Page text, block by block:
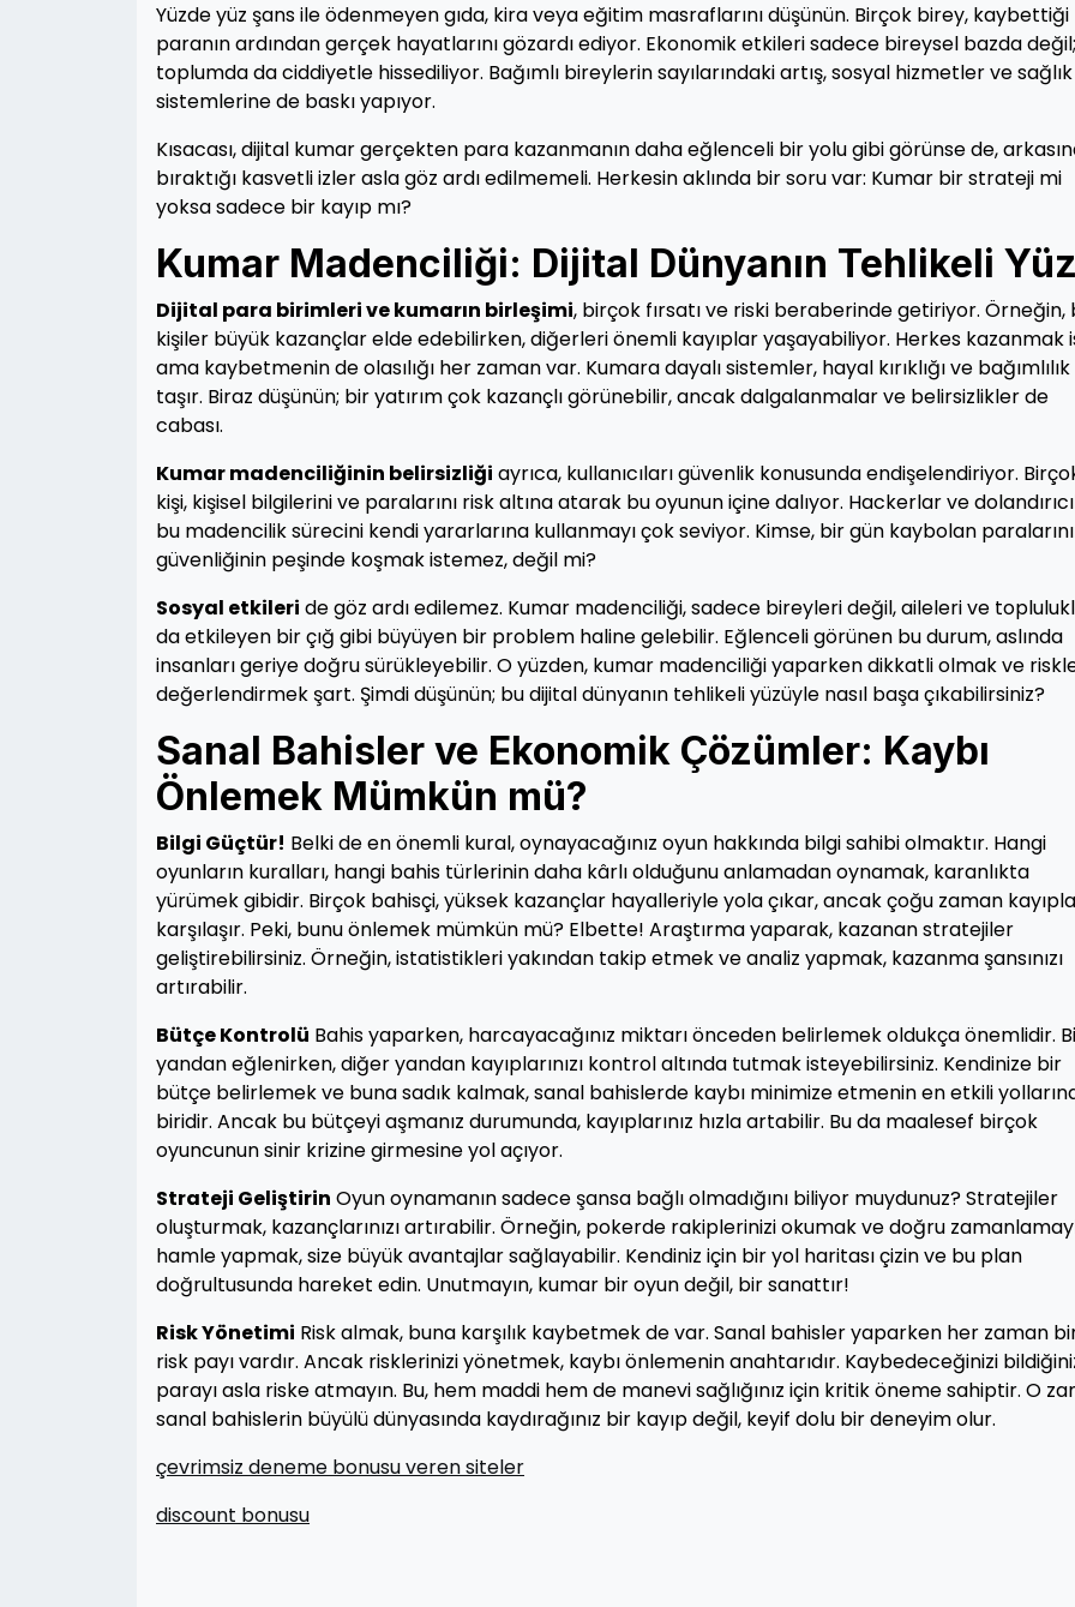
Yüzde yüz şans ile ödenmeyen gıda, kira veya eğitim masraflarını düşünün. Birçok birey, kaybettiği
paranın ardından gerçek hayatlarını gözardı ediyor. Ekonomik etkileri sadece bireysel bazda değil;
toplumda da ciddiyetle hissediliyor. Bağımlı bireylerin sayılarındaki artış, sosyal hizmetler ve sağlık
sistemlerine de baskı yapıyor.
Kısacası, dijital kumar gerçekten para kazanmanın daha eğlenceli bir yolu gibi görünse de,
bıraktığı kasvetli izler asla göz ardı edilmemeli. Herkesin aklında bir soru var: Kumar bir strateji mi
yoksa sadece bir kayıp mı?
Kumar Madenciliği: Dijital Dünyanın Tehlikeli
Dijital para birimleri ve kumarın birleşimi, birçok fırsatı ve riski beraberinde getiriyor. Örneğin,
kişiler büyük kazançlar elde edebilirken, diğerleri önemli kayıplar yaşayabiliyor. Herkes kazanmak
ama kaybetmenin de olasılığı her zaman var. Kumara dayalı sistemler, hayal kırıklığı ve
taşır. Biraz düşünün; bir yatırım çok kazançlı görünebilir, ancak dalgalanmalar ve belirsizlikler de
cabası.
Kumar madenciliğinin belirsizliği ayrıca, kullanıcıları güvenlik konusunda endişelendiriyor.
kişi, kişisel bilgilerini ve paralarını risk altına atarak bu oyunun içine dalıyor. Hackerlar ve
bu madencilik sürecini kendi yararlarına kullanmayı çok seviyor. Kimse, bir gün kaybolan
güvenliğinin peşinde koşmak istemez, değil mi?
Sosyal etkileri de göz ardı edilemez. Kumar madenciliği, sadece bireyleri değil, aileleri ve
da etkileyen bir çığ gibi büyüyen bir problem haline gelebilir. Eğlenceli görünen bu durum, aslında
insanları geriye doğru sürükleyebilir. O yüzden, kumar madenciliği yaparken dikkatli olmak ve
değerlendirmek şart. Şimdi düşünün; bu dijital dünyanın tehlikeli yüzüyle nasıl başa çıkabilirsiniz?
Sanal Bahisler ve Ekonomik Çözümler: Kaybı
Önlemek Mümkün mü?
Bilgi Güçtür! Belki de en önemli kural, oynayacağınız oyun hakkında bilgi sahibi olmaktır. Hangi
oyunların kuralları, hangi bahis türlerinin daha kârlı olduğunu anlamadan oynamak, karanlıkta
yürümek gibidir. Birçok bahisçi, yüksek kazançlar hayalleriyle yola çıkar, ancak çoğu zaman
karşılaşır. Peki, bunu önlemek mümkün mü? Elbette! Araştırma yaparak, kazanan stratejiler
geliştirebilirsiniz. Örneğin, istatistikleri yakından takip etmek ve analiz yapmak, kazanma şansınızı
artırabilir.
Bütçe Kontrolü Bahis yaparken, harcayacağınız miktarı önceden belirlemek oldukça önemlidir.
yandan eğlenirken, diğer yandan kayıplarınızı kontrol altında tutmak isteyebilirsiniz. Kendinize bir
bütçe belirlemek ve buna sadık kalmak, sanal bahislerde kaybı minimize etmenin en etkili
biridir. Ancak bu bütçeyi aşmanız durumunda, kayıplarınız hızla artabilir. Bu da maalesef birçok
oyuncunun sinir krizine girmesine yol açıyor.
Strateji Geliştirin Oyun oynamanın sadece şansa bağlı olmadığını biliyor muydunuz? Stratejiler
oluşturmak, kazançlarınızı artırabilir. Örneğin, pokerde rakiplerinizi okumak ve doğru
hamle yapmak, size büyük avantajlar sağlayabilir. Kendiniz için bir yol haritası çizin ve bu plan
doğrultusunda hareket edin. Unutmayın, kumar bir oyun değil, bir sanattır!
Risk Yönetimi Risk almak, buna karşılık kaybetmek de var. Sanal bahisler yaparken her zaman
risk payı vardır. Ancak risklerinizi yönetmek, kaybı önlemenin anahtarıdır. Kaybedeceğinizi
parayı asla riske atmayın. Bu, hem maddi hem de manevi sağlığınız için kritik öneme sahiptir. O
sanal bahislerin büyülü dünyasında kaydırağınız bir kayıp değil, keyif dolu bir deneyim olur.
çevrimsiz deneme bonusu veren siteler
discount bonusu